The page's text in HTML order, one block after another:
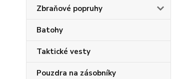
Zbraňové popruhy
Batohy
Taktické vesty
Pouzdra na zásobníky